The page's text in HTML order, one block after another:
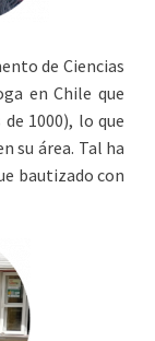
de Ciencias
en Chile que
1000), lo que
su área. Tal ha
bautizado con